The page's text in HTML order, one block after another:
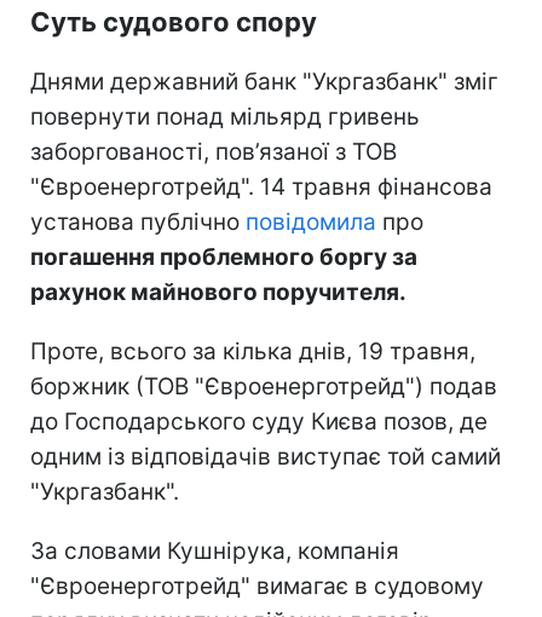
Суть судового спору
Днями державний банк "Укргазбанк" зміг
повернути понад мільярд гривень
заборгованості, пов’язаної з ТОВ
"Євроенерготрейд". 14 травня фінансова
установа публічно повідомила про
погашення проблемного боргу за
рахунок майнового поручителя.
Проте, всього за кілька днів, 19 травня,
боржник (ТОВ "Євроенерготрейд") подав
до Господарського суду Києва позов, де
одним із відповідачів виступає той самий
"Укргазбанк".
За словами Кушнірука, компанія
"Євроенерготрейд" вимагає в судовому